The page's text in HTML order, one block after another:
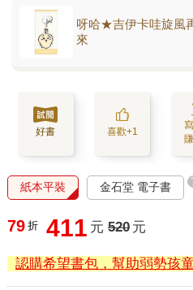
呀哈★吉伊卡哇旋風
來
好書 喜歡+1
紙本平裝 金石堂 電子書
79 折 411 元 520 元
認購希望書包，幫助弱勢孩